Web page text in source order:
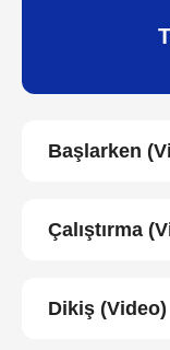
Başlarken
Çalıştırma
Dikiş (Video)